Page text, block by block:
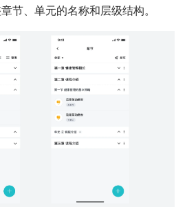
节、单元的名称和层级结构。